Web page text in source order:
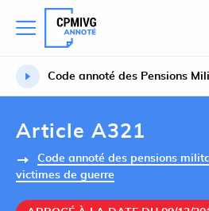
Code annoté des Pensions
Article A321
Code annoté des pensions
victimes de guerre